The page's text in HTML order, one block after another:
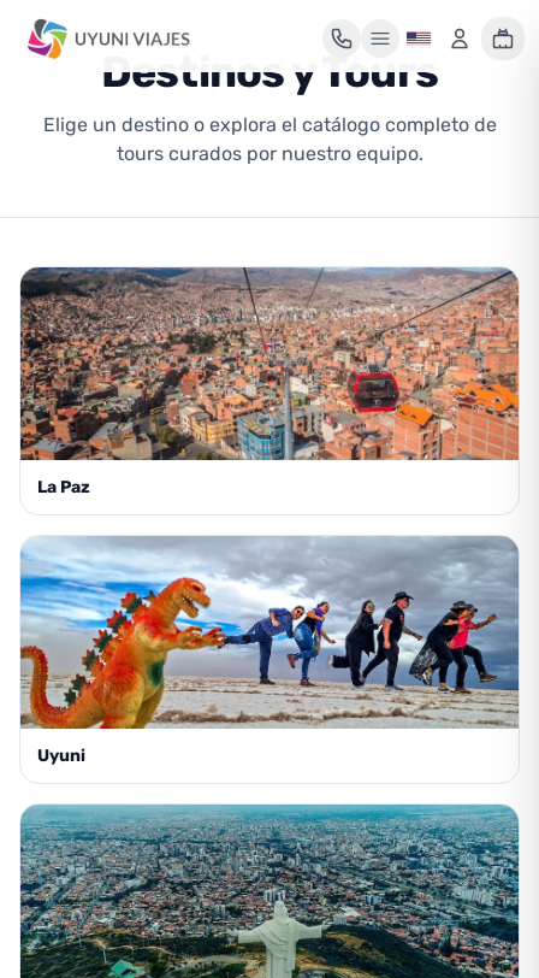
Mi maleta de viaje
Tu maleta está vacía
Encuentra un tour y pulsa «Reservar» para añadirlo aquí.
Destinos y Tours
Elige un destino o explora el catálogo completo de
tours curados por nuestro equipo.
La Paz
Uyuni